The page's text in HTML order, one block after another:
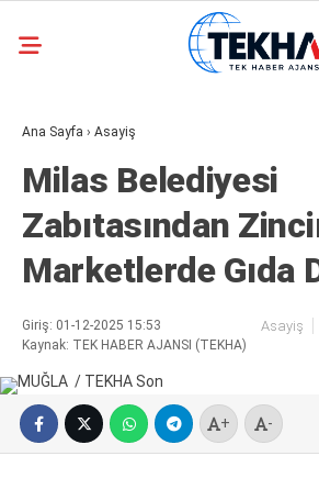
ASAYIŞ
GÜNDEM
GENEL
POLITIKA
SIYASET
DÜNYA
Ana Sayfa › Asayiş
Milas Belediyesi
Zabıtasından
Marketlerde Gıda
Giriş: 01-12-2025 15:53
Kaynak: TEK HABER AJANSI (TEKHA)
Asayiş
+ -